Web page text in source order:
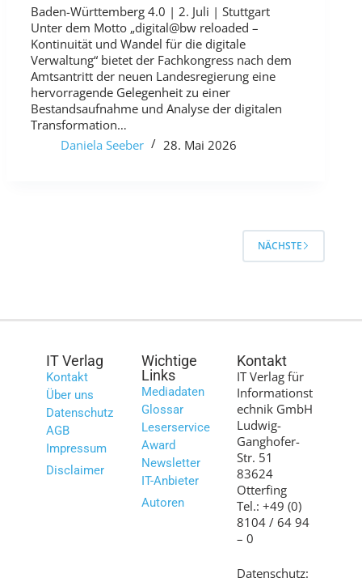
Baden-Württemberg 4.0 | 2. Juli | Stuttgart
Unter dem Motto „digital@bw reloaded –
Kontinuität und Wandel für die digitale
Verwaltung“ bietet der Fachkongress nach dem
Amtsantritt der neuen Landesregierung eine
hervorragende Gelegenheit zu einer
Bestandsaufnahme und Analyse der digitalen
Transformation…
Daniela Seeber
28. Mai 2026
NÄCHSTE
IT Verlag
Kontakt
Über uns
Datenschutz
AGB
Impressum
Disclaimer
Wichtige
Links
Mediadaten
Glossar
Leserservice
Award
Newsletter
IT-Anbieter
Autoren
Kontakt
IT Verlag für
Informationst
echnik GmbH
Ludwig-
Ganghofer-
Str. 51
83624
Otterfing
Tel.: +49 (0)
8104 / 64 94
– 0
Datenschutz: